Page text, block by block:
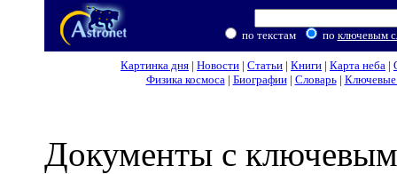
по текстам по ключевым
Картинка дня | Новости | Статьи | Книги | Карта неба |
Физика космоса| Биографии| Словарь| Ключевые
Документы с